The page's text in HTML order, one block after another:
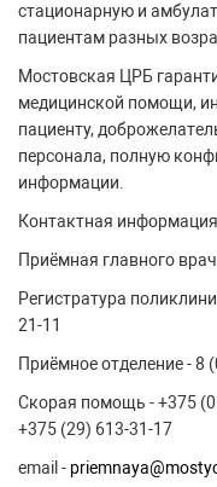
стационарную и
пациентам разных
Мостовская ЦРБ
медицинской помощи,
пациенту,
персонала, полную
информации.
Контактная информация
Приёмная главного
Регистратура
21-11
Приёмное отделение - 8
Скорая помощь - +375
+375 (29) 613-31-17
email -